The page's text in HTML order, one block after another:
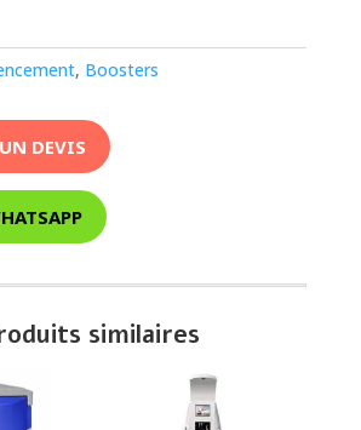
, Boosters
DEVIS
similaires